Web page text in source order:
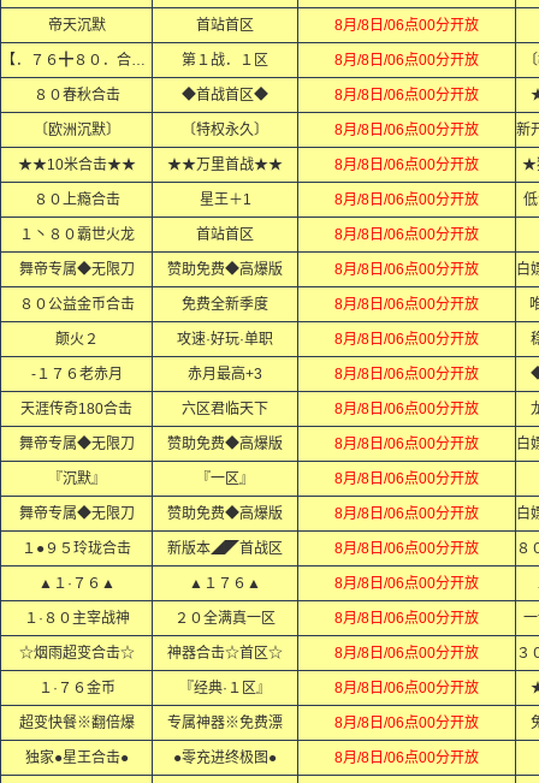
帝天沉默 首站首区 8月/8日/06点00分开放
【．７６╋８０．合击．】 第１战．１区 8月/8日/06点00分开放
８０春秋合击 ◆首战首区◆ 8月/8日/06点00分开放
〔欧洲沉默〕 〔特权永久〕 8月/8日/06点00分开放
★★10米合击★★ ★★万里首战★★ 8月/8日/06点00分开放 ★
８０上瘾合击 星王＋1 8月/8日/06点00分开放
１丶８０霸世火龙 首站首区 8月/8日/06点00分开放
舞帝专属◆无限刀 赞助免费◆高爆版 8月/8日/06点00分开放
８０公益金币合击 免费全新季度 8月/8日/06点00分开放
颠火２ 攻速·好玩·单职 8月/8日/06点00分开放
-１７６老赤月 赤月最高+3 8月/8日/06点00分开放
天涯传奇180合击 六区君临天下 8月/8日/06点00分开放
舞帝专属◆无限刀 赞助免费◆高爆版 8月/8日/06点00分开放
『沉默』 『一区』 8月/8日/06点00分开放
舞帝专属◆无限刀 赞助免费◆高爆版 8月/8日/06点00分开放
１●９５玲珑合击 新版本◢◤首战区 8月/8日/06点00分开放
▲１·７６▲ ▲１７６▲ 8月/8日/06点00分开放
１·８０主宰战神 ２０全满真一区 8月/8日/06点00分开放
☆烟雨超变合击☆ 神器合击☆首区☆ 8月/8日/06点00分开放
１·７６金币 『经典·１区』 8月/8日/06点00分开放
超变快餐※翻倍爆 专属神器※免费漂 8月/8日/06点00分开放
独家●星王合击● ●零充进终极图● 8月/8日/06点00分开放